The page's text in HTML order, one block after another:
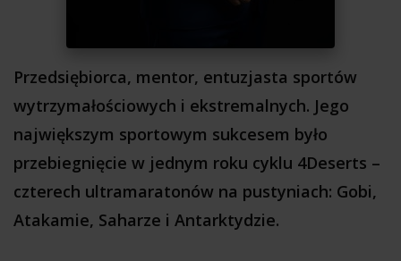
Przedsiębiorca, mentor, entuzjasta sportów
wytrzymałościowych i ekstremalnych. Jego
największym sportowym sukcesem było
przebiegnięcie w jednym roku cyklu 4Deserts –
czterech ultramaratonów na pustyniach: Gobi,
Atakamie, Saharze i Antarktydzie.